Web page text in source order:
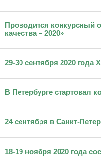
Проводится конкурсный
качества – 2020»
29-30 сентября 2020
В Петербурге стартовал
24 сентября в Санкт-
18-19 ноября 2020 года